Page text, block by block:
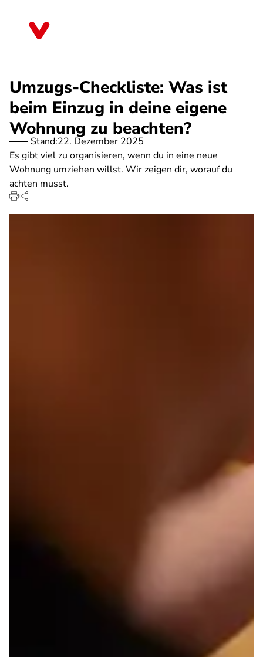
Umzugs-Checkliste: Was ist
beim Einzug in deine eigene
Wohnung zu beachten?
Stand:22. Dezember 2025
Es gibt viel zu organisieren, wenn du in eine neue
Wohnung umziehen willst. Wir zeigen dir, worauf du
achten musst.